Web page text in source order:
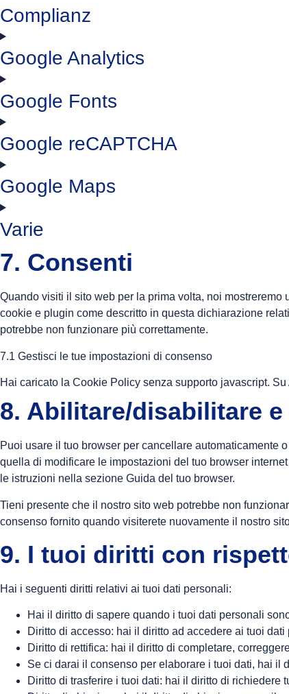
Complianz
Google Analytics
Google Fonts
Google reCAPTCHA
Google Maps
Varie
7. Consenti
Quando visiti il sito web per la prima volta, noi
cookie e plugin come descritto in questa dichiarazione
potrebbe non funzionare più correttamente.
7.1 Gestisci le tue impostazioni di consenso
Hai caricato la Cookie Policy senza supporto javascript.
8. Abilitare/disabilitare
Puoi usare il tuo browser per cancellare automaticamente
quella di modificare le impostazioni del tuo browser
le istruzioni nella sezione Guida del tuo browser.
Tieni presente che il nostro sito web potrebbe non
consenso fornito quando visiterete nuovamente il nostro
9. I tuoi diritti con
Hai i seguenti diritti relativi ai tuoi dati personali:
Hai il diritto di sapere quando i tuoi dati personali
Diritto di accesso: hai il diritto ad accedere ai tuoi
Diritto di rettifica: hai il diritto di completare,
Se ci darai il consenso per elaborare i tuoi dati, hai il
Diritto di trasferire i tuoi dati: hai il diritto di richiedere